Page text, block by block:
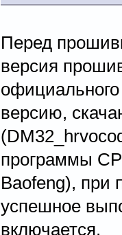
Перед
версия
версию,
программы
Baofeng), при
успешное
включается.